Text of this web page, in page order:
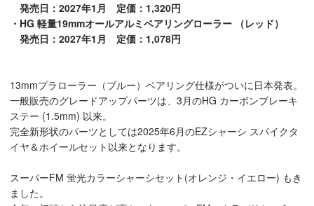
発売日：2027年1月 定価：1,320円
・HG 軽量19mmオールアルミベアリングローラー （レッド）
発売日：2027年1月 定価：1,078円
13mmプラローラー（ブルー）ベアリング仕様がついに日本発表。
一般販売のグレードアップパーツは、3月のHG カーボンブレーキ
ステー (1.5mm) 以来。
完全新形状のパーツとしては2025年6月のEZシャーシ スパイクタ
イヤ＆ホイールセット以来となります。
スーパーFM 蛍光カラーシャーシセット(オレンジ・イエロー) もき
ました。